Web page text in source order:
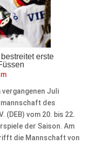
erste
vergangenen Juli
des
(DEB) vom 20. bis 22.
der Saison. Am
die Mannschaft von